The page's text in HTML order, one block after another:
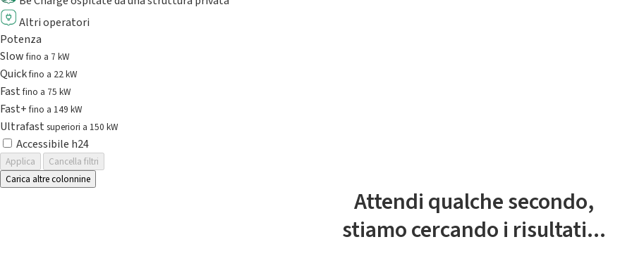
Altri operatori
Potenza
Slowfino a 7 kW
Quickfino a 22 kW
Fastfino a 75 kW
Fast+fino a 149 kW
Ultrafast superiori a 150 kW
Accessibile h24
Applica
Cancella filtri
Carica altre colonnine
Attendi qualche secondo,
stiamo cercando i risultati...